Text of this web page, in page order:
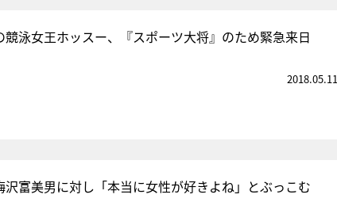
競泳女王ホッスー、『スポーツ大将』のため緊急来日
2018.05.11
富美男に対し「本当に女性が好きよね」とぶっこむ